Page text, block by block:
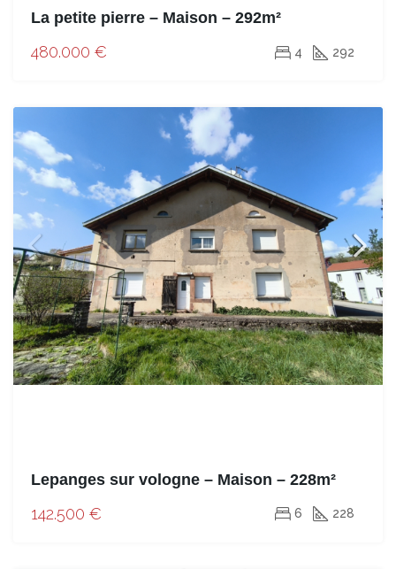
La petite pierre – Maison – 292m²
480.000 € 4 292
Lepanges sur vologne – Maison – 228m²
142.500 € 6 228